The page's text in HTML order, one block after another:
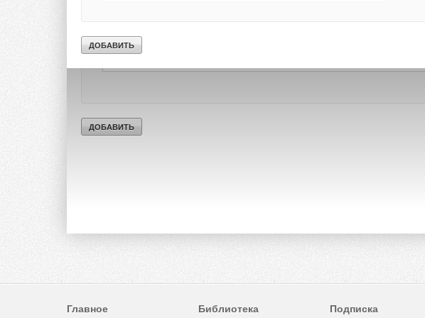
Главное Библиотека Подписка